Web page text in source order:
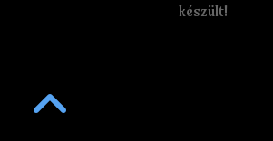
készült!